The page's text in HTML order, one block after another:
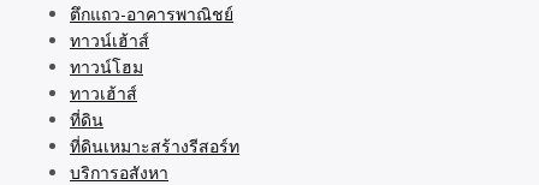
ตึกแถว-อาคารพาณิชย์
ทาวน์เฮ้าส์
ทาวน์โฮม
ทาวเฮ้าส์
ที่ดิน
ที่ดินเหมาะสร้างรีสอร์ท
บริการอสังหา